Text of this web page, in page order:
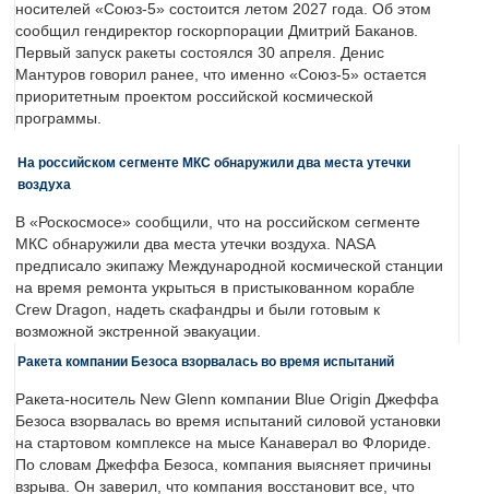
носителей «Союз-5» состоится летом 2027 года. Об этом
сообщил гендиректор госкорпорации Дмитрий Баканов.
Первый запуск ракеты состоялся 30 апреля. Денис
Мантуров говорил ранее, что именно «Союз-5» остается
приоритетным проектом российской космической
программы.
На российском сегменте МКС обнаружили два места утечки
воздуха
В «Роскосмосе» сообщили, что на российском сегменте
МКС обнаружили два места утечки воздуха. NASA
предписало экипажу Международной космической станции
на время ремонта укрыться в пристыкованном корабле
Crew Dragon, надеть скафандры и были готовым к
возможной экстренной эвакуации.
Ракета компании Безоса взорвалась во время испытаний
Ракета-носитель New Glenn компании Blue Origin Джеффа
Безоса взорвалась во время испытаний силовой установки
на стартовом комплексе на мысе Канаверал во Флориде.
По словам Джеффа Безоса, компания выясняет причины
взрыва. Он заверил, что компания восстановит все, что